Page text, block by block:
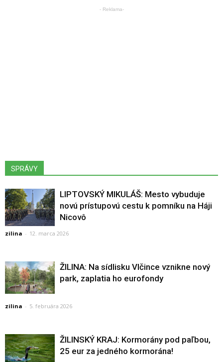
- Reklama-
SPRÁVY
LIPTOVSKÝ MIKULÁŠ: Mesto vybuduje
novú prístupovú cestu k pomníku na Háji
Nicovô
zilina - 12. marca 2026
ŽILINA: Na sídlisku Vlčince vznikne nový
park, zaplatia ho eurofondy
zilina - 5. februára 2026
ŽILINSKÝ KRAJ: Kormorány pod paľbou,
25 eur za jedného kormorána!